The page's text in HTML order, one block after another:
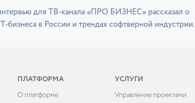
для ТВ-канала «ПРО БИЗНЕС» рассказал о
бизнеса в России и трендах софтверной индустрии.
ПЛАТФОРМА
О платформе
УСЛУГИ
Управление проектами